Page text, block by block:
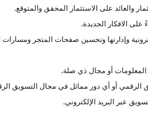
والعائد على الاستثمار المحقق والمتوقع.
على الافكار الجديدة.
وإدارتها وتحسين صفحات المتجر
أو مجال ذي صلة.
عبر البريد الإلكتروني.